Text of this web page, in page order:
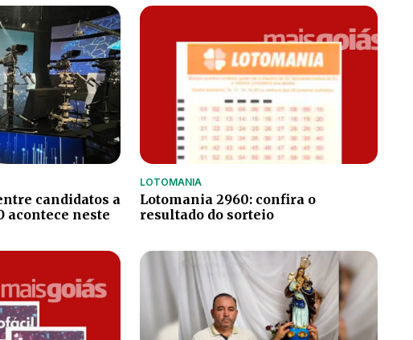
candidatos a
acontece neste
LOTOMANIA
Lotomania 2960: confira o
resultado do sorteio